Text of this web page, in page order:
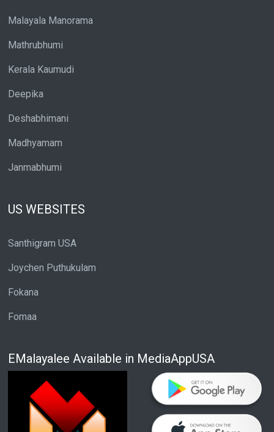
Malayala Manorama
Mathrubhumi
Kerala Kaumudi
Deepika
Deshabhimani
Madhyamam
Janmabhumi
US WEBSITES
Santhigram USA
Joychen Puthukulam
Fokana
Fomaa
EMalayalee Available in MediaAppUSA